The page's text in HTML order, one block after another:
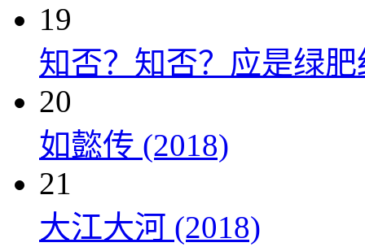
19
知否？知否？应是绿肥
20
如懿传 (2018)
21
大江大河 (2018)